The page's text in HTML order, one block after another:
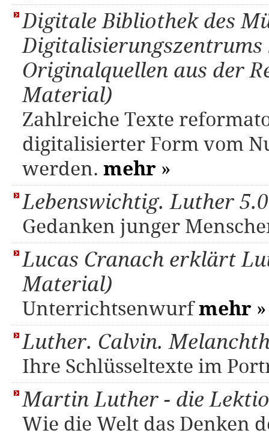
Digitale Bibliothek des
Digitalisierungszentrums
Originalquellen aus der
Material)
Zahlreiche Texte
digitalisierter Form vom
werden. mehr »
Lebenswichtig. Luther
Gedanken junger
Lucas Cranach erklärt
Material)
Unterrichtsenwurfmehr »
Luther. Calvin.
Ihre Schlüsseltexte im
Martin Luther - die
Wie die Welt das Denken